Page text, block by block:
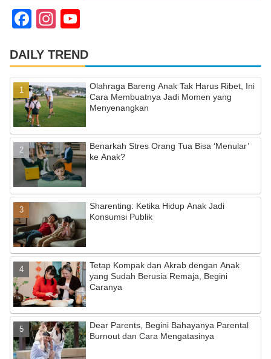
F
c
e
b
o
o
k
In
a
gr
a
m
u
T
u
b
e
C
h
a
n
n
el
DAILY TREND
Olahraga Bareng Anak Tak Harus Ribet, Ini
Cara Membuatnya Jadi Momen yang
Menyenangkan
Benarkah Stres Orang Tua Bisa ‘Menular’
ke Anak?
Sharenting: Ketika Hidup Anak Jadi
Konsumsi Publik
Tetap Kompak dan Akrab dengan Anak
yang Sudah Berusia Remaja, Begini
Caranya
Dear Parents, Begini Bahayanya Parental
Burnout dan Cara Mengatasinya